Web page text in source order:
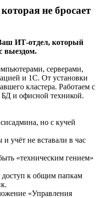
не бросает
ИТ-отдел, который
выездом.
серверами,
и 1С. От установки
кластера. Работаем с
и офисной техникой.
но с кучей
учёт не вставали в час
«техническим гением»
к общим папкам
«Управления